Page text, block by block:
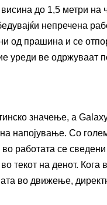
до 1,5 метри на
непречена
од прашина и се
уреди ве одржуваат
значење, а
Со голем
работата се
текот на денот.
во движење,